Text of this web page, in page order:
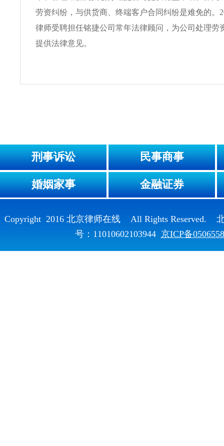
劳资纠纷，与供货商、终端客户合同纠纷是难免的。
律师受聘担任铭捷公司常年法律顾问，为公司处理劳
提供法律意见。
刑事诉讼 民事商事
婚姻家事 金融证券
Copyright 2016 北京律师在线 All Rights Reserved.
号：11010602103944 京ICP备